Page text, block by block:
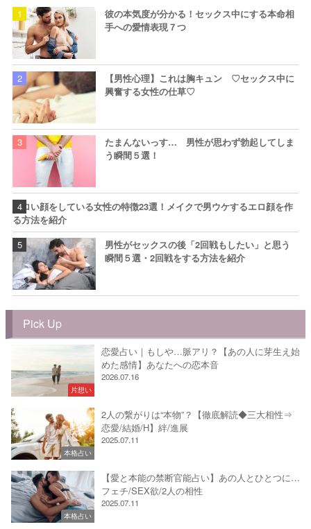
彼の本気度が分かる！セックス中にする本命相
手への愛情表現７つ
【男性心理】これは胸キュン ♡セックス中に
興奮する女性の仕草♡
たまんないっす… 男性が思わず勃起してしま
う瞬間５選！
エロい顔をしている女性の特徴23選！メイクで男ウケするエロ顔を作
る方法を紹介
男性がセックスの後「2回戦もしたい」と思う
瞬間５選・2回戦をする方法を紹介
Pick Up
片想い
恋愛占い｜もしや…脈アリ？【あの人に芽生え始
めた感情】あなたへの恋本音
2026.07.16
本格占い
2人の繋がりは“本物”？【徹底解読◆三大相性⇒
恋愛/結婚/H】絆/進展
2025.07.11
本格占い
【愛と本能の禁断官能占い】あの人とひとつに…
フェチ/SEX欲/2人の相性
2025.07.11